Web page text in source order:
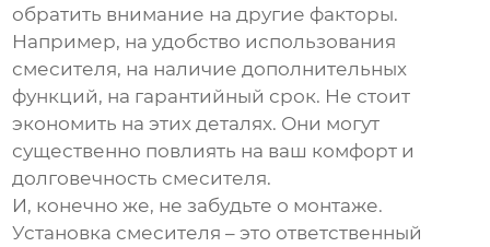
обратить внимание на другие факторы.
Например, на удобство использования
смесителя, на наличие дополнительных
функций, на гарантийный срок. Не стоит
экономить на этих деталях. Они могут
существенно повлиять на ваш комфорт и
долговечность смесителя.
И, конечно же, не забудьте о монтаже.
Установка смесителя – это ответственный